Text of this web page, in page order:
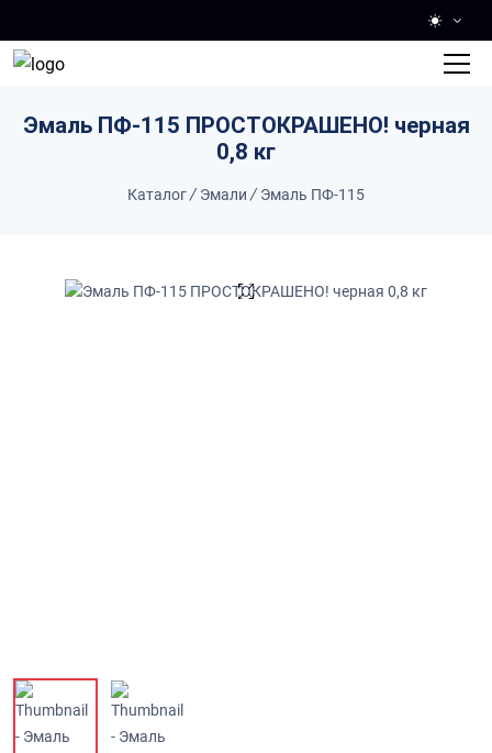
Эмаль ПФ-115 ПРОСТОКРАШЕНО! черная
0,8 кг
Каталог/ Эмали / Эмаль ПФ-115